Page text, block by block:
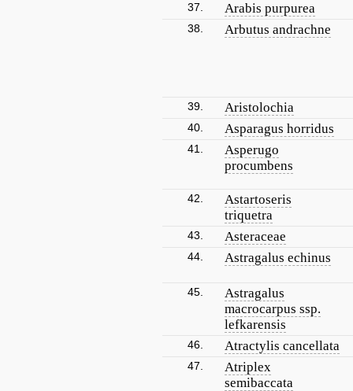
37. Arabis purpurea
38. Arbutus andrachne
39. Aristolochia
40. Asparagus horridus
41.
Asperugo
procumbens
42.
Astartoseris
triquetra
43. Asteraceae
44. Astragalus echinus
45.
Astragalus
macrocarpus ssp.
lefkarensis
46. Atractylis cancellata
47.
Atriplex
semibaccata